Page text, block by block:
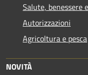
Salute, benessere
Autorizzazioni
Agricoltura e pesca
NOVITÀ